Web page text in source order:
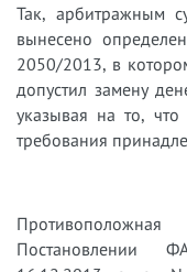
Так, арбитражным
вынесено
2050/2013, в
допустил замену
указывая на то,
требования
Постановлении